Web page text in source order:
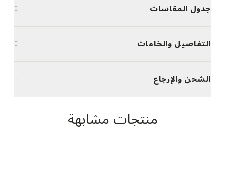
جدول المقاسات
التفاصيل والخامات
الشحن والإرجاع
منتجات مشابهة